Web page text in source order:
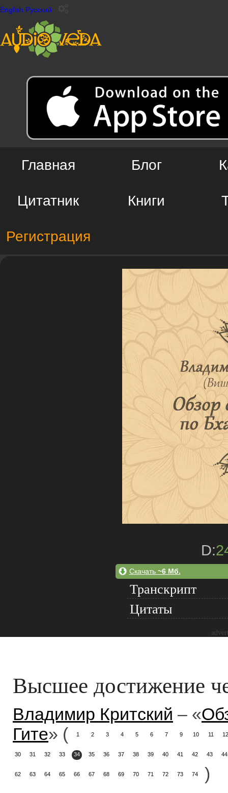
English Русский
Главная Блог
Цитатник Книги
Регистрация
D:
Скачать ~6 Мб.
Транскрипт
Цитаты
Высшее достижение
Владимир Критский – «
Гите» ( 1 2 3 4 5 6 7 9 10 11 12
30 31 32 33 34 35 36 37 38 39 40 41 42 43 44
62 63 64 65 66 67 68 69 70 71 72 73 74
)